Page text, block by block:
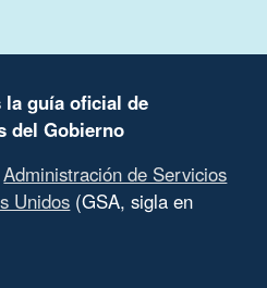
la guía oficial de
del Gobierno
Administración de Servicios
Unidos (GSA, sigla en